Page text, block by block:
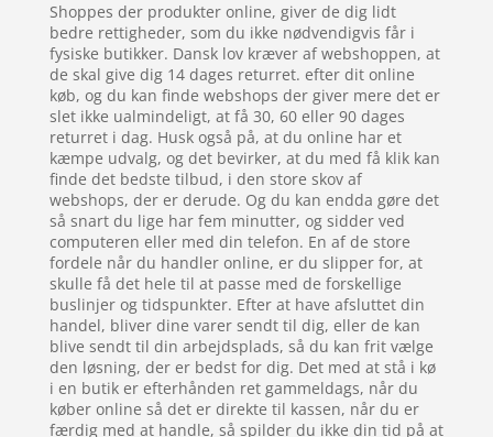
Shoppes der produkter online, giver de dig lidt
bedre rettigheder, som du ikke nødvendigvis får i
fysiske butikker. Dansk lov kræver af webshoppen, at
de skal give dig 14 dages returret. efter dit online
køb, og du kan finde webshops der giver mere det er
slet ikke ualmindeligt, at få 30, 60 eller 90 dages
returret i dag. Husk også på, at du online har et
kæmpe udvalg, og det bevirker, at du med få klik kan
finde det bedste tilbud, i den store skov af
webshops, der er derude. Og du kan endda gøre det
så snart du lige har fem minutter, og sidder ved
computeren eller med din telefon. En af de store
fordele når du handler online, er du slipper for, at
skulle få det hele til at passe med de forskellige
buslinjer og tidspunkter. Efter at have afsluttet din
handel, bliver dine varer sendt til dig, eller de kan
blive sendt til din arbejdsplads, så du kan frit vælge
den løsning, der er bedst for dig. Det med at stå i kø
i en butik er efterhånden ret gammeldags, når du
køber online så det er direkte til kassen, når du er
færdig med at handle, så spilder du ikke din tid på at